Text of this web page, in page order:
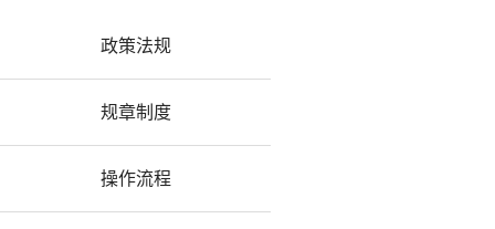
政策法规
规章制度
操作流程